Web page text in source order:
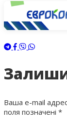
Ваша e-mail
поля позначені *